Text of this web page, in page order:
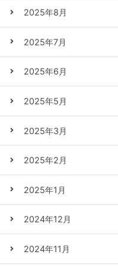
2025年8月
2025年7月
2025年6月
2025年5月
2025年3月
2025年2月
2025年1月
2024年12月
2024年11月